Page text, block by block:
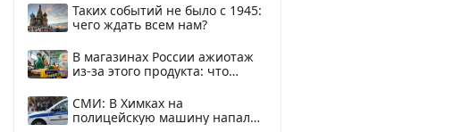
Таких событий не было с 1945:
чего ждать всем нам?
В магазинах России ажиотаж
из-за этого продукта: что
СМИ: В Химках на
полицейскую машину напали